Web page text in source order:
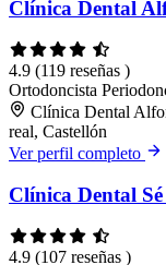
Clínica Dental
4.9 (119 reseñas )
Ortodoncista
Clínica Dental
real, Castellón
Ver perfil completo
Clínica Dental
4.9 (107 reseñas )